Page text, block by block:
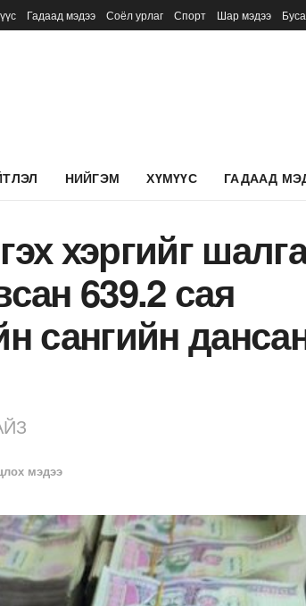
Гадаад мэдээ Соёл урлаг Спорт Шар мэдээ
НИЙГЭМ ХҮМҮҮС ГАДААД
хэргийг
639.2 сая
сангийн
мэдээ